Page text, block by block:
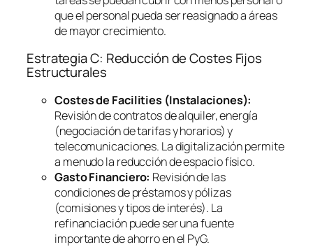
que el personal pueda ser reasignado a áreas
de mayor crecimiento.
Estrategia C: Reducción de Costes Fijos
Estructurales
Costes de Facilities (Instalaciones):
Revisión de contratos de alquiler, energía
(negociación de tarifas y horarios) y
telecomunicaciones. La digitalización permite
a menudo la reducción de espacio físico.
Gasto Financiero: Revisión de las
condiciones de préstamos y pólizas
(comisiones y tipos de interés). La
refinanciación puede ser una fuente
importante de ahorro en el PyG.